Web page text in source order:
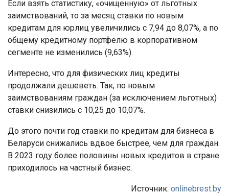
Если взять статистику, «очищенную» от льготных
заимствований, то за месяц ставки по новым
кредитам для юрлиц увеличились с 7,94 до 8,07%, а по
общему кредитному портфелю в корпоративном
сегменте не изменились (9,63%).
Интересно, что для физических лиц кредиты
продолжали дешеветь. Так, по новым
заимствованиям граждан (за исключением льготных)
ставки снизились с 10,25 до 10,07%.
До этого почти год ставки по кредитам для бизнеса в
Беларуси снижались вдвое быстрее, чем для граждан.
В 2023 году более половины новых кредитов в стране
приходилось на частный бизнес.
Источник: onlinebrest.by